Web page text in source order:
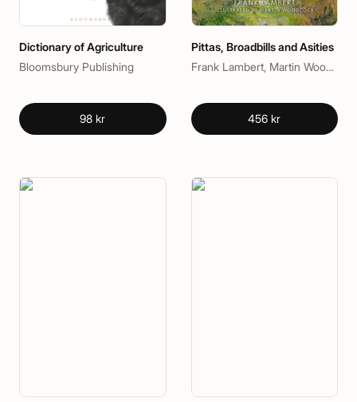
Dictionary of Agriculture
Bloomsbury Publishing
98 kr
Pittas, Broadbills and Asities
Frank Lambert, Martin Woodcock
456 kr